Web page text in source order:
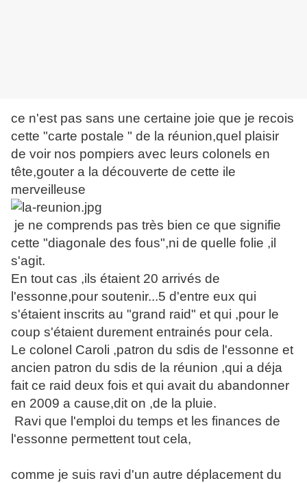
ce n'est pas sans une certaine joie que je recois
cette "carte postale " de la réunion,quel plaisir
de voir nos pompiers avec leurs colonels en
tête,gouter a la découverte de cette ile
merveilleuse
je ne comprends pas très bien ce que signifie
cette "diagonale des fous",ni de quelle folie ,il
s'agit.
En tout cas ,ils étaient 20 arrivés de
l'essonne,pour soutenir...5 d'entre eux qui
s'étaient inscrits au "grand raid" et qui ,pour le
coup s'étaient durement entrainés pour cela.
Le colonel Caroli ,patron du sdis de l'essonne et
ancien patron du sdis de la réunion ,qui a déja
fait ce raid deux fois et qui avait du abandonner
en 2009 a cause,dit on ,de la pluie.
Ravi que l'emploi du temps et les finances de
l'essonne permettent tout cela,
comme je suis ravi d'un autre déplacement du